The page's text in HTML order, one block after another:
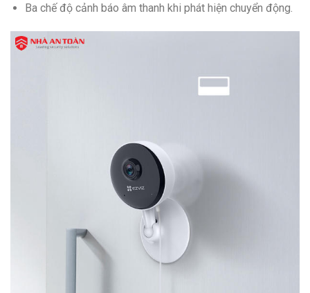
Ba chế độ cảnh báo âm thanh khi phát hiện chuyển động.